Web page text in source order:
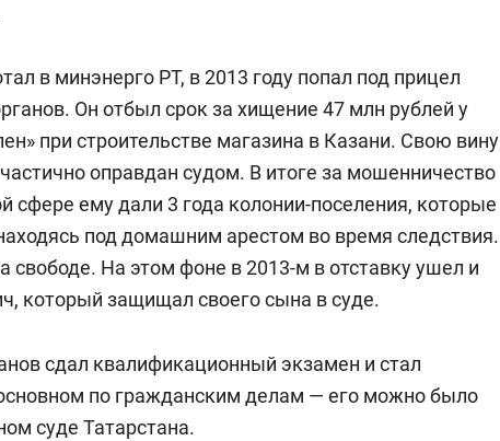
в минэнерго РТ, в 2013 году попал под прицел
Он отбыл срок за хищение 47 млн рублей у
при строительстве магазина в Казани. Свою вину
оправдан судом. В итоге за мошенничество
сфере ему дали 3 года колонии-поселения, которые
под домашним арестом во время следствия.
свободе. На этом фоне в 2013-м в отставку ушел и
который защищал своего сына в суде.
сдал квалификационный экзамен и стал
по гражданским делам — его можно было
суде Татарстана.